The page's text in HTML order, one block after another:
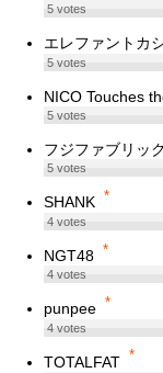
5votes
エレファントカ
5votes
NICO Touches
5votes
フジファブリック
5votes
SHANK *
4votes
NGT48 *
4votes
punpee *
4votes
TOTALFAT *